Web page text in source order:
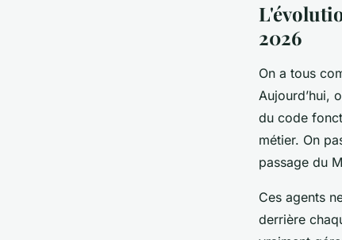
2026
On a tous
Aujourd’hui,
du code
métier. On
passage du
Ces agents
derrière